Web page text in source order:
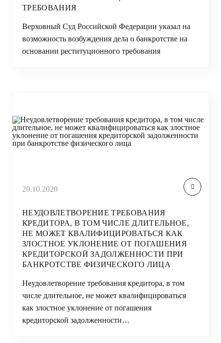
ТРЕБОВАНИЯ
Верховный Суд Российской Федерации указал на
возможность возбуждения дела о банкротстве на
основании реституционного требования
20.10.2020
НЕУДОВЛЕТВОРЕНИЕ ТРЕБОВАНИЯ
КРЕДИТОРА, В ТОМ ЧИСЛЕ ДЛИТЕЛЬНОЕ,
НЕ МОЖЕТ КВАЛИФИЦИРОВАТЬСЯ КАК
ЗЛОСТНОЕ УКЛОНЕНИЕ ОТ ПОГАШЕНИЯ
КРЕДИТОРСКОЙ ЗАДОЛЖЕННОСТИ ПРИ
БАНКРОТСТВЕ ФИЗИЧЕСКОГО ЛИЦА
Неудовлетворение требования кредитора, в том
числе длительное, не может квалифицироваться
как злостное уклонение от погашения
кредиторской задолженности…